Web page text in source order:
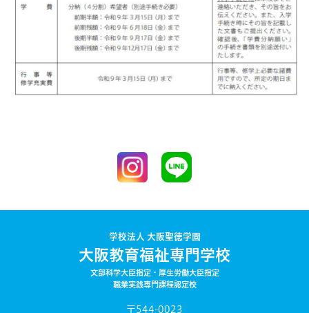
学校法人 大阪聖徳学園
大阪教育福祉専門学校
文部科学大臣指定・厚生労働大臣指定
職業実践専門課程認定校
〒544-0023